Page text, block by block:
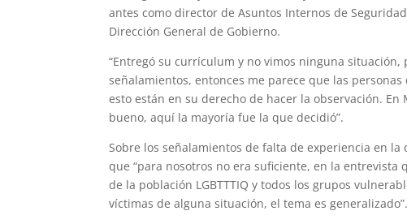
antes como director de Asuntos Internos de
Dirección General de Gobierno.
“Entregó su currículum y no vimos ninguna
señalamientos, entonces me parece que las
esto están en su derecho de hacer la observación.
bueno, aquí la mayoría fue la que decidió”.
Sobre los señalamientos de falta de experiencia en
que “para nosotros no era suficiente, en la
de la población LGBTTTIQ y todos los grupos
víctimas de alguna situación, el tema es generalizado”.